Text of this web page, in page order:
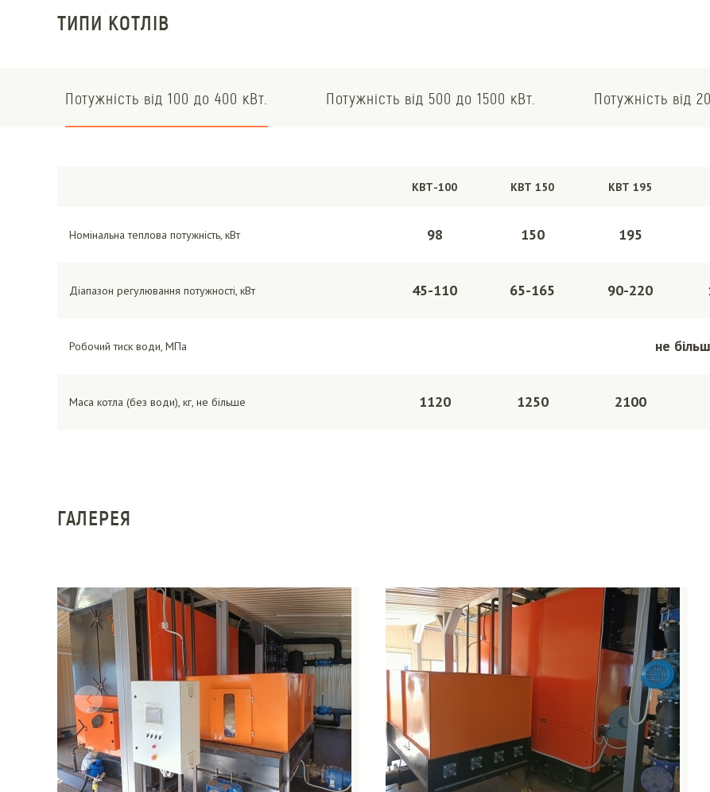
ТИПИ КОТЛІВ
Потужність від 100 до 400 кВт. Потужність від 500 до 1500 кВт. Потужність від
КВТ-100 КВТ 150 КВТ 195
Номінальна теплова потужність, кВт 98 150 195
Діапазон регулювання потужності, кВт 45-110 65-165 90-220
Робочий тиск води, МПа не
Маса котла (без води), кг, не більше 1120 1250 2100
ГАЛЕРЕЯ